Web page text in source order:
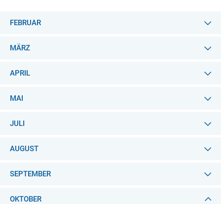
FEBRUAR
MÄRZ
APRIL
MAI
JULI
AUGUST
SEPTEMBER
OKTOBER